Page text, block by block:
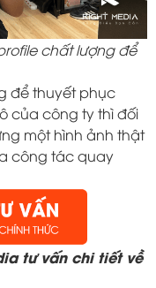
chất lượng để
để thuyết phục
của công ty thì đối
một hình ảnh thật
công tác quay
tư vấn chi tiết về